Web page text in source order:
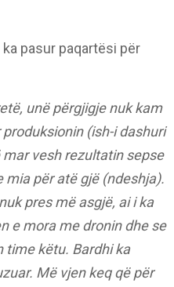
pasur paqartësi për
unë përgjigje nuk kam
(ish-i dashuri
vesh rezultatin sepse
për atë gjë (ndeshja).
pres më asgjë, ai i ka
e mora me dronin dhe se
time këtu. Bardhi ka
Më vjen keq që për